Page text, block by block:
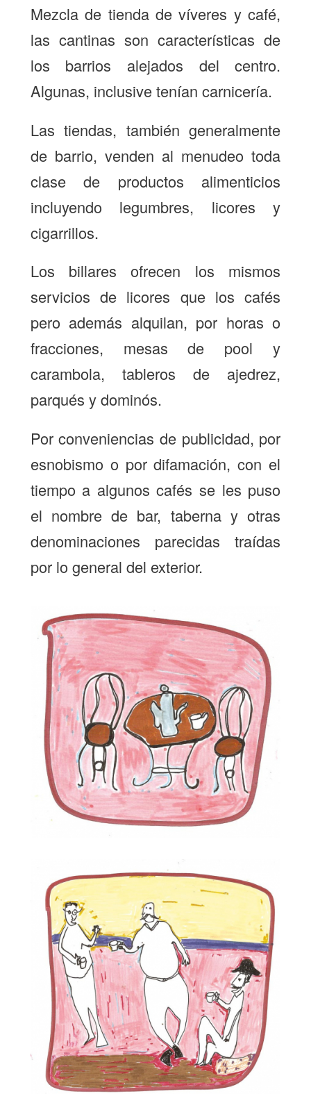
Mezcla de tienda de víveres y café,
las cantinas son características de
los barrios alejados del centro.
Algunas, inclusive tenían carnicería.
Las tiendas, también generalmente
de barrio, venden al menudeo toda
clase de productos alimenticios
incluyendo legumbres, licores y
cigarrillos.
Los billares ofrecen los mismos
servicios de licores que los cafés
pero además alquilan, por horas o
fracciones, mesas de pool y
carambola, tableros de ajedrez,
parqués y dominós.
Por conveniencias de publicidad, por
esnobismo o por difamación, con el
tiempo a algunos cafés se les puso
el nombre de bar, taberna y otras
denominaciones parecidas traídas
por lo general del exterior.